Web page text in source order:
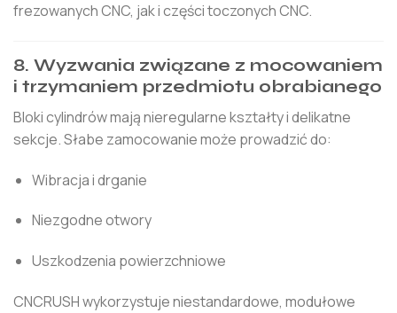
frezowanych CNC, jak i części toczonych CNC.
8. Wyzwania związane z mocowaniem
i trzymaniem przedmiotu obrabianego
Bloki cylindrów mają nieregularne kształty i delikatne
sekcje. Słabe zamocowanie może prowadzić do:
Wibracja i drganie
Niezgodne otwory
Uszkodzenia powierzchniowe
CNCRUSH wykorzystuje niestandardowe, modułowe